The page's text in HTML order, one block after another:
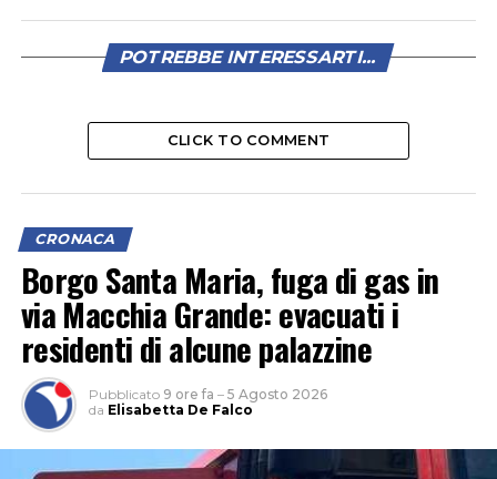
POTREBBE INTERESSARTI...
CLICK TO COMMENT
CRONACA
Borgo Santa Maria, fuga di gas in
via Macchia Grande: evacuati i
residenti di alcune palazzine
Pubblicato 9 ore fa – 5 Agosto 2026
da Elisabetta De Falco